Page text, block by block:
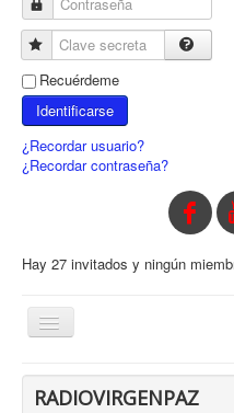
Clave secreta
Recuérdeme
Identificarse
¿Recordar usuario?
¿Recordar contraseña?
Hay 27 invitados y ningún
Toggle
Navigation
INICIO
RADIOVIRGENPAZ